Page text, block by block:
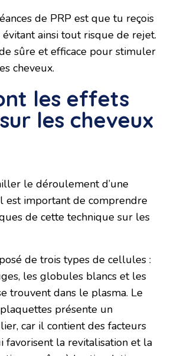
de PRP est que tu reçois
ainsi tout risque de rejet.
sûre et efficace pour stimuler
cheveux.
les effets
les cheveux
le déroulement d’une
est important de comprendre
de cette technique sur les
de trois types de cellules :
les globules blancs et les
trouvent dans le plasma. Le
présente un
car il contient des facteurs
favorisent la revitalisation et la